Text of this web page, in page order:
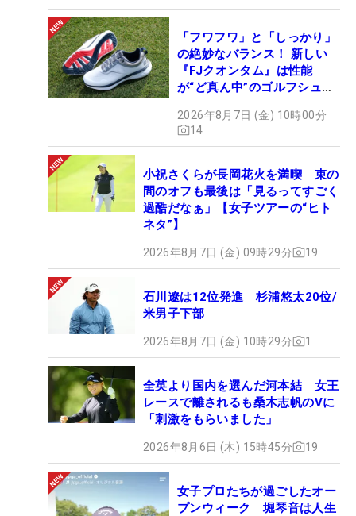
「フワフワ」と「しっかり」
の絶妙なバランス！ 新しい
『FJクオンタム』は性能
が“ど真ん中”のゴルフシュー
2026年8月7日 (金) 10時00分
14
小祝さくらが長岡花火を満喫 束の
間のオフも最後は「見るってすごく
過酷だなぁ」【女子ツアーの“ヒト
ネタ”】
2026年8月7日 (金) 09時29分 19
石川遼は12位発進 杉浦悠太20位/
米男子下部
2026年8月7日 (金) 10時29分 1
全英より国内を選んだ河本結 女王
レースで離されるも桑木志帆のVに
「刺激をもらいました」
2026年8月6日 (木) 15時45分 19
女子プロたちが過ごしたオー
プンウィーク 堀琴音は人生